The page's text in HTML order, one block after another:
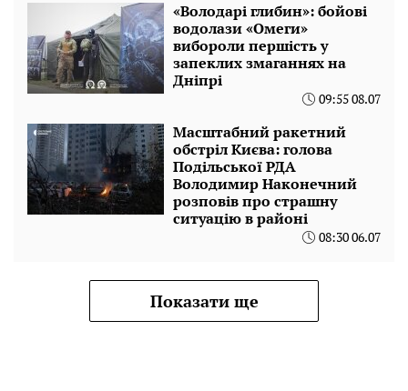
«Володарі глибин»: бойові
водолази «Омеги»
вибороли першість у
запеклих змаганнях на
Дніпрі
09:55 08.07
Масштабний ракетний
обстріл Києва: голова
Подільської РДА
Володимир Наконечний
розповів про страшну
ситуацію в районі
08:30 06.07
Показати ще